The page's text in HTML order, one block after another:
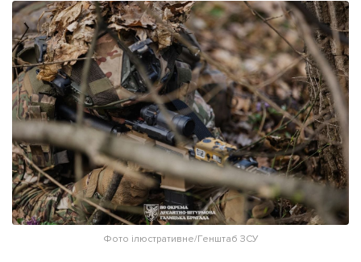
ІНШЕ
Інтерв'ю
Картки
Репортаж
Розслідування
Погляди
Ініціативи
Лонгріди
Прес-релізи
Фото/Відео
Made in Lviv
Фото ілюстративне/Генштаб ЗСУ